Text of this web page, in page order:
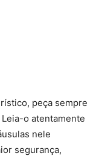
peça sempre
o atentamente
nele
segurança,